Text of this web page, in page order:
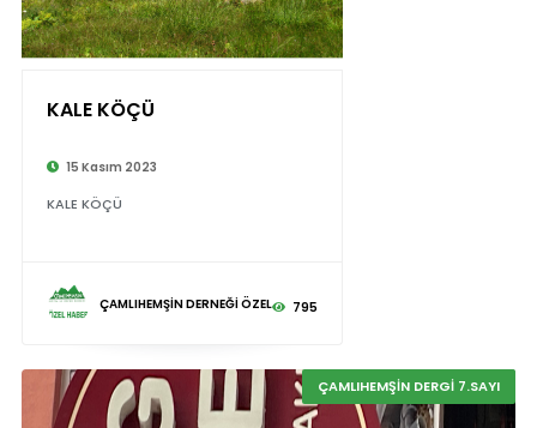
KALE KÖÇÜ
15 Kasım 2023
KALE KÖÇÜ
ÇAMLIHEMŞİN DERNEĞİ ÖZEL 795
ÇAMLIHEMŞİN DERGİ 7.SAYI